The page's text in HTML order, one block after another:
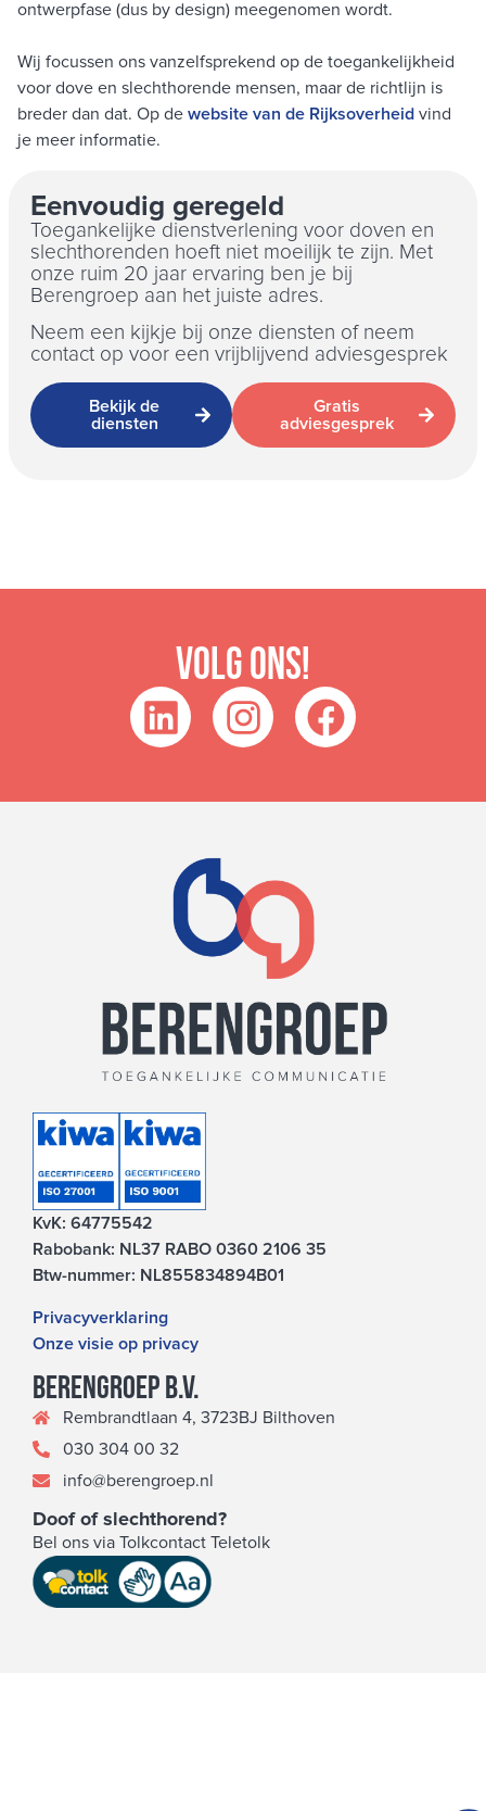
ontwerpfase (dus by design) meegenomen wordt.
Wij focussen ons vanzelfsprekend op de toegankelijkheid
voor dove en slechthorende mensen, maar de richtlijn is
breder dan dat. Op de website van de Rijksoverheid vind
je meer informatie.
Eenvoudig geregeld
Toegankelijke dienstverlening voor doven en
slechthorenden hoeft niet moeilijk te zijn. Met
onze ruim 20 jaar ervaring ben je bij
Berengroep aan het juiste adres.
Neem een kijkje bij onze diensten of neem
contact op voor een vrijblijvend adviesgesprek
Bekijk de
diensten
Gratis
adviesgesprek
Volg ons!
KvK: 64775542
Rabobank: NL37 RABO 0360 2106 35
Btw-nummer: NL855834894B01
Privacyverklaring
Onze visie op privacy
Berengroep b.v.
Rembrandtlaan 4, 3723BJ Bilthoven
030 304 00 32
info@berengroep.nl
Doof of slechthorend?
Bel ons via Tolkcontact Teletolk